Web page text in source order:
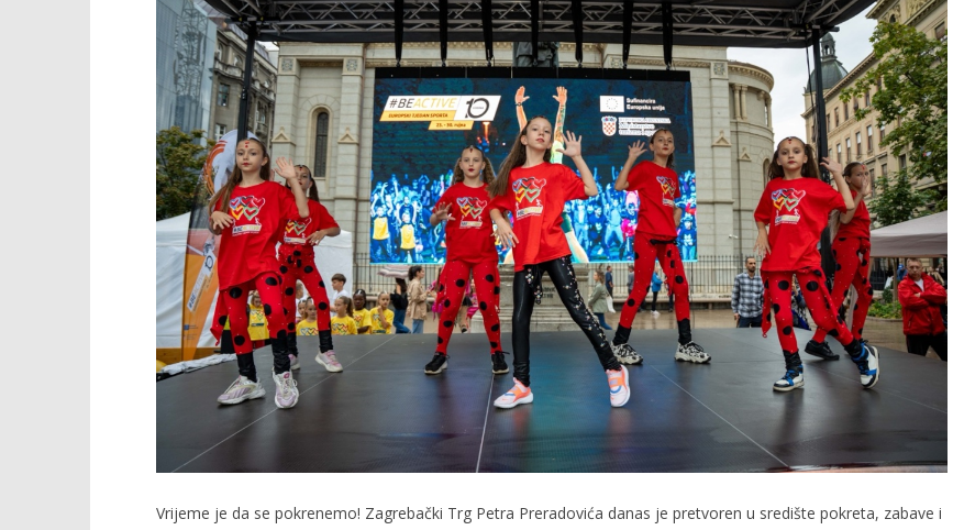
TRENUTNO OTVORENO
Cvjetni trg oživio sportom i
zajedništvom:
24.09.2025.
slatina.net
Popis poslova na području VPŽ
24.09.2025.
slatina.net
Ljeto donosi bezbrižnu igru, ali
i zdravstvene izazove
24.09.2025.
slatina.net
Vrijeme je da se pokrenemo! Zagrebački Trg Petra Preradovića danas je pretvoren u središte pokreta, zabave i